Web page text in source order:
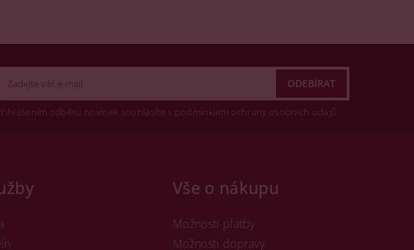
odběru novinek souhlasíte s podmínkami ochrany osobních údajů
Vše o nákupu
Možnosti platby
Možnosti dopravy